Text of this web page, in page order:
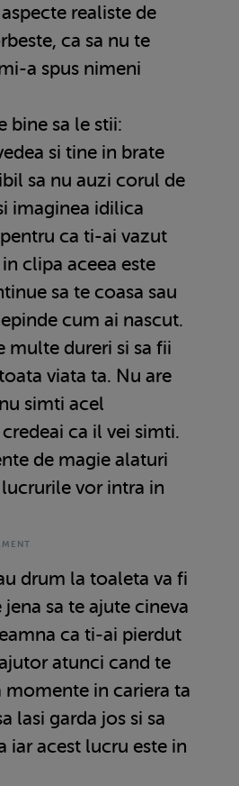
realiste de
ca sa nu te
a spus nimeni
bine sa le stii:
si tine in brate
sa nu auzi corul de
imaginea idilica
ca ti-ai vazut
clipa aceea este
sa te coasa sau
cum ai nascut.
multe dureri si sa fii
viata ta. Nu are
simti acel
ca il vei simti.
de magie alaturi
vor intra in
drum la toaleta va fi
sa te ajute cineva
ca ti-ai pierdut
atunci cand te
momente in cariera ta
lasi garda jos si sa
iar acest lucru este in